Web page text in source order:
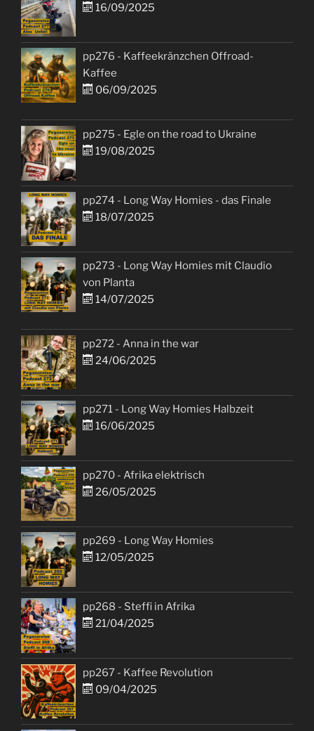
16/09/2025
pp276 - Kaffeekränzchen Offroad-
Kaffee
06/09/2025
pp275 - Egle on the road to Ukraine
19/08/2025
pp274 - Long Way Homies - das Finale
18/07/2025
pp273 - Long Way Homies mit Claudio
von Planta
14/07/2025
pp272 - Anna in the war
24/06/2025
pp271 - Long Way Homies Halbzeit
16/06/2025
pp270 - Afrika elektrisch
26/05/2025
pp269 - Long Way Homies
12/05/2025
pp268 - Steffi in Afrika
21/04/2025
pp267 - Kaffee Revolution
09/04/2025